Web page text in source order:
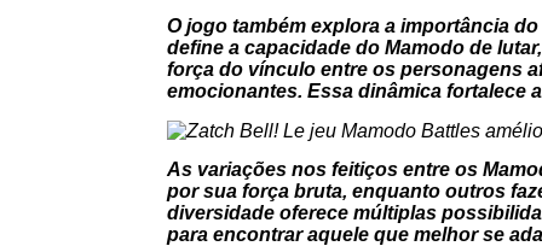
O jogo também explora a importância
define a capacidade do Mamodo de
força do vínculo entre os personagens
emocionantes. Essa dinâmica fortalece
As variações nos feitiços entre os
por sua força bruta, enquanto outros
diversidade oferece múltiplas
para encontrar aquele que melhor se